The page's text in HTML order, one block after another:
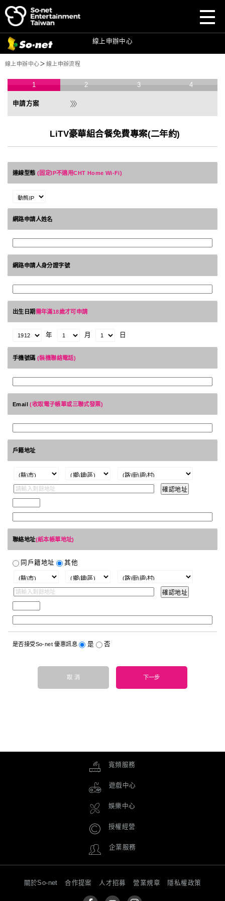
前往 So-net官網
前往 So-net官網
前往 So-net 目前頁面：
線上申辦中心
線上申辦中心＞ 線上申辦流程
1 2 3 4
LiTV豪華組合餐免費專案(二年約)
連線型態 (固定IP不適用CHT Home Wi-Fi)
網路申請人姓名
網路申請人身分證字號
出生日期需年滿18歲才可申請
年 月 日
手機號碼 (裝機聯絡電話)
Email(收取電子帳單或三聯式發票)
戶籍地址
聯絡地址(紙本帳單地址)
同戶籍地址 其他
是否接受So-net 優惠訊息 是 否
取 消 下一步
寬頻服務
遊戲中心
娛樂中心
授權經營
企業服務
關於So-net 合作提案 人才招募 營業規章 隱私權政策